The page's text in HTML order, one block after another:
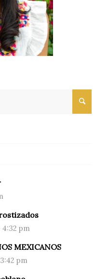
4:32 pm
MEXICANOS
pm